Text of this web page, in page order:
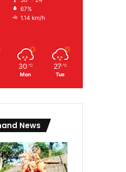
67%
1.14 km/h
30 ℃
Mon
27 ℃
Tue
News